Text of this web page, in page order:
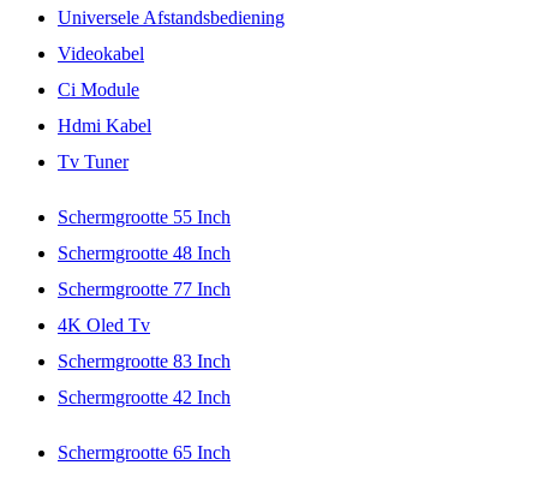
Universele Afstandsbediening
Videokabel
Ci Module
Hdmi Kabel
Tv Tuner
Schermgrootte 55 Inch
Schermgrootte 48 Inch
Schermgrootte 77 Inch
4K Oled Tv
Schermgrootte 83 Inch
Schermgrootte 42 Inch
Schermgrootte 65 Inch